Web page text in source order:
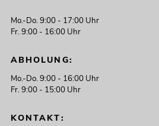
Mo.-Do. 9:00 - 17:00 Uhr
Fr. 9:00 - 16:00 Uhr
ABHOLUNG:
Mo.-Do. 9:00 - 16:00 Uhr
Fr. 9:00 - 15:00 Uhr
KONTAKT: